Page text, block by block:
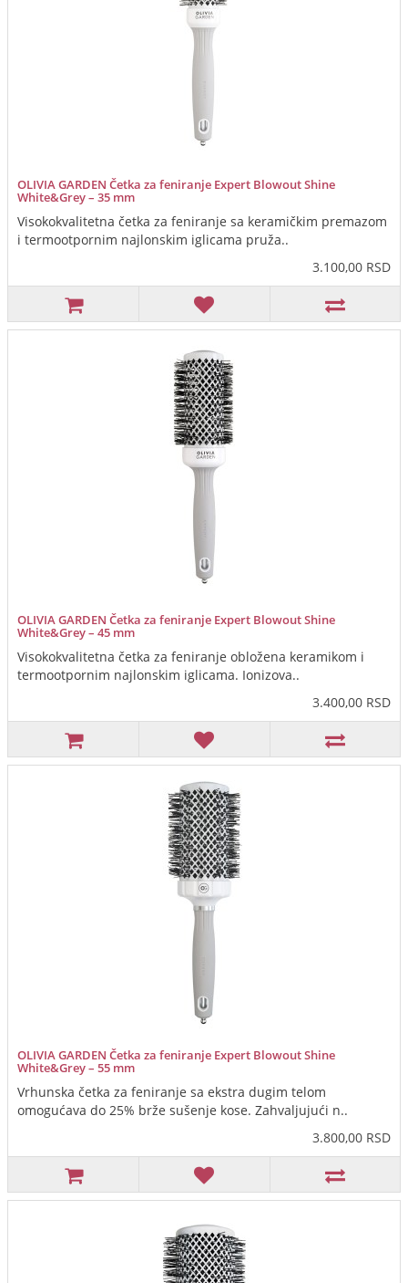
OLIVIA GARDEN Četka za feniranje Expert Blowout Shine
White&Grey – 35 mm
Visokokvalitetna četka za feniranje sa keramičkim premazom
i termootpornim najlonskim iglicama pruža..
3.100,00 RSD
OLIVIA GARDEN Četka za feniranje Expert Blowout Shine
White&Grey – 45 mm
Visokokvalitetna četka za feniranje obložena keramikom i
termootpornim najlonskim iglicama. Ionizova..
3.400,00 RSD
OLIVIA GARDEN Četka za feniranje Expert Blowout Shine
White&Grey – 55 mm
Vrhunska četka za feniranje sa ekstra dugim telom
omogućava do 25% brže sušenje kose. Zahvaljujući n..
3.800,00 RSD